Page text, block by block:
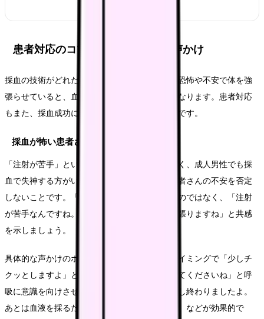
患者対応のコツ｜緊張を和らげる声かけ
採血の技術がどれだけ上手くても、患者さんが恐怖や不安で体を強
張らせていると、血管が収縮して穿刺が難しくなります。患者対応
もまた、採血成功に欠かせない「技術」の一つです。
採血が怖い患者さんへの対応
「注射が苦手」という患者さんは想像以上に多く、成人男性でも採
血で失神する方がいます。まず大切なのは、患者さんの不安を否定
しないことです。「大丈夫ですよ」と軽く流すのではなく、「注射
が苦手なんですね。なるべく痛くないように頑張りますね」と共感
を示しましょう。
具体的な声かけのポイントとしては、穿刺のタイミングで「少しチ
クッとしますよ」と予告すること、「深呼吸してくださいね」と呼
吸に意識を向けさせること、穿刺後は「もう刺し終わりましたよ。
あとは血液を採るだけです」と安心させること、などが効果的で